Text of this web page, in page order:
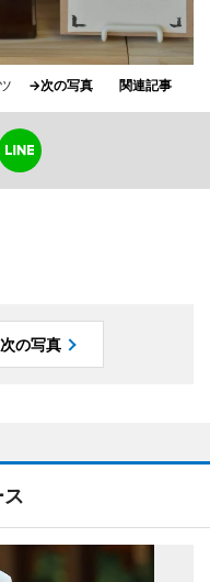
ツ →次の写真 関連記事
次の写真